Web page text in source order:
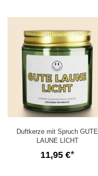
Duftkerze mit Spruch GUTE
LAUNE LICHT
11,95 €